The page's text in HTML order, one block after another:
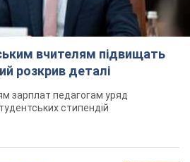
вчителям підвищать
розкрив деталі
зарплат педагогам уряд
стипендій